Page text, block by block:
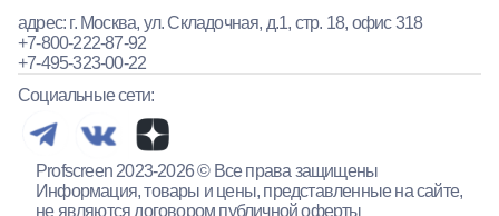
адрес: г. Москва, ул. Складочная, д.1, стр. 18, офис 318
+7-800-222-87-92
+7-495-323-00-22
Социальные сети:
Profscreen 2023-2026 © Все права защищены
Информация, товары и цены, представленные на сайте,
не являются договором публичной оферты